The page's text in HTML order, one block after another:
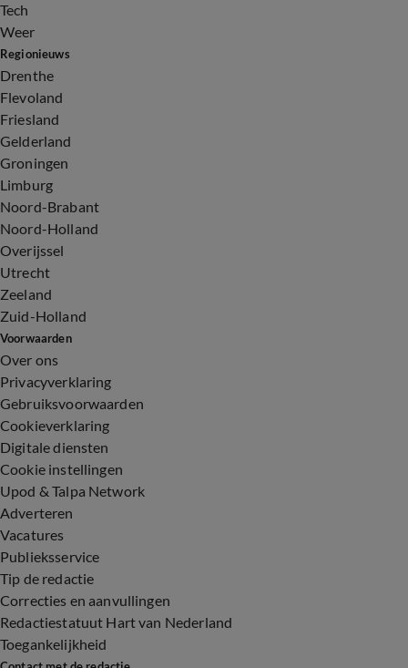
Tech
Weer
Regionieuws
Drenthe
Flevoland
Friesland
Gelderland
Groningen
Limburg
Noord-Brabant
Noord-Holland
Overijssel
Utrecht
Zeeland
Zuid-Holland
Voorwaarden
Over ons
Privacyverklaring
Gebruiksvoorwaarden
Cookieverklaring
Digitale diensten
Cookie instellingen
Upod & Talpa Network
Adverteren
Vacatures
Publieksservice
Tip de redactie
Correcties en aanvullingen
Redactiestatuut Hart van Nederland
Toegankelijkheid